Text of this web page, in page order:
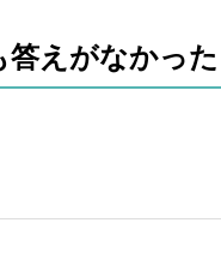
答えがなかった